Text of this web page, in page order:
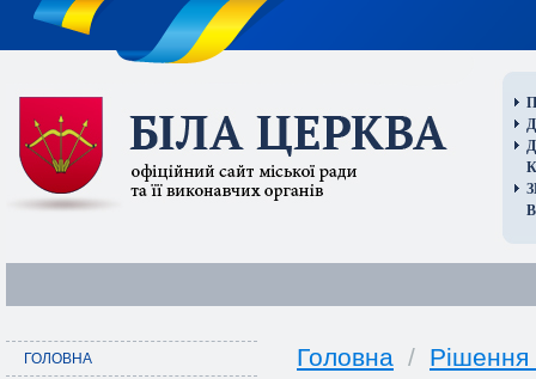
ГОЛОВНА Головна / Рішення